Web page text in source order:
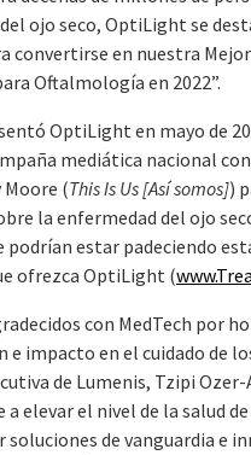
ojo seco, OptiLight se
convertirse en nuestra Mejor
Oftalmología en 2022”.
OptiLight en mayo de
mediática nacional
(This Is Us [Así somos])
la enfermedad del ojo
podrían estar padeciendo
ofrezca OptiLight (
con MedTech por
e impacto en el cuidado de
de Lumenis, Tzipi Ozer-
elevar el nivel de la salud
de vanguardia e